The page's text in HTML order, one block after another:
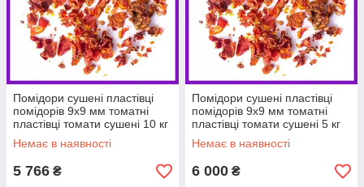
Помідори сушені пластівці
помідорів 9х9 мм томатні
пластівці томати сушені 10 кг
PL
Немає в наявності
5 766 ₴
Помідори сушені пластівці
помідорів 9х9 мм томатні
пластівці томати сушені 5 кг
PL
Немає в наявності
6 000 ₴